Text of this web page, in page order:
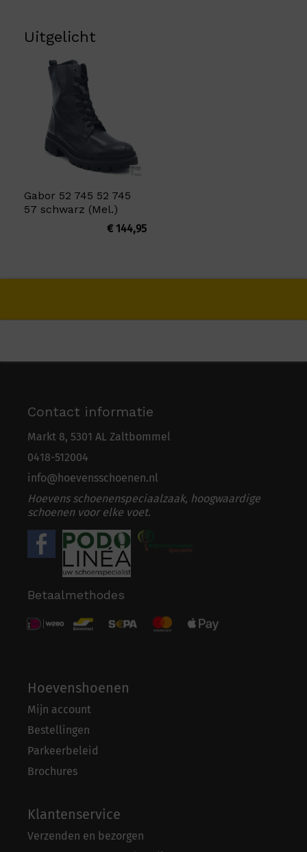
Uitgelicht
Gabor 52 745 52 745
57 schwarz (Mel.)
€144,95
Contact informatie
Markt 8, 5301 AL Zaltbommel
0418-512004
info@hoevensschoenen.nl
Hoevens schoenenspeciaalzaak, hoogwaardige
schoenen voor elke voet.
Betaalmethodes
Hoevenshoenen
Mijn account
Bestellingen
Parkeerbeleid
Brochures
Klantenservice
Verzenden en bezorgen